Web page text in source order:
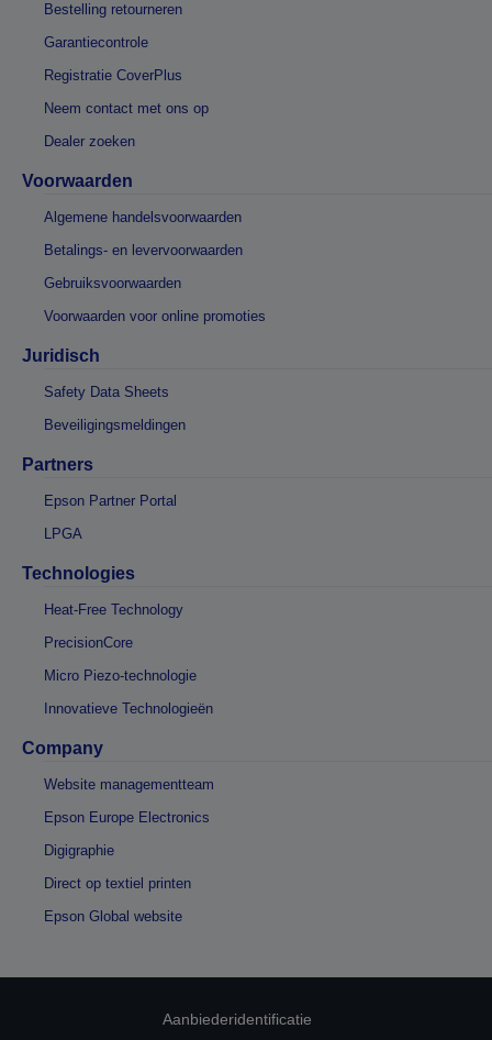
Bestelling retourneren
Garantiecontrole
Registratie CoverPlus
Neem contact met ons op
Dealer zoeken
Voorwaarden
Algemene handelsvoorwaarden
Betalings- en levervoorwaarden
Gebruiksvoorwaarden
Voorwaarden voor online promoties
Juridisch
Safety Data Sheets
Beveiligingsmeldingen
Partners
Epson Partner Portal
LPGA
Technologies
Heat-Free Technology
PrecisionCore
Micro Piezo-technologie
Innovatieve Technologieën
Company
Website managementteam
Epson Europe Electronics
Digigraphie
Direct op textiel printen
Epson Global website
Aanbiederidentificatie